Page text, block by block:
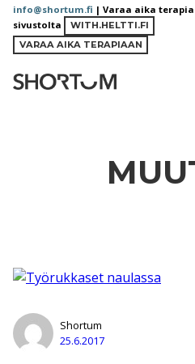
Siirry
sisältöön
info@shortum.fi | Varaa aika
sivustolta
WITH.HELTTI.FI
VARAA AIKA TERAPIAAN
Shortum
25.6.2017